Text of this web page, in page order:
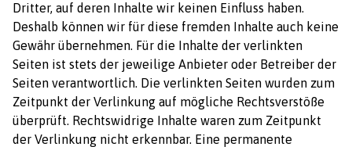
Dritter, auf deren Inhalte wir keinen Einfluss haben.
Deshalb können wir für diese fremden Inhalte auch keine
Gewähr übernehmen. Für die Inhalte der verlinkten
Seiten ist stets der jeweilige Anbieter oder Betreiber der
Seiten verantwortlich. Die verlinkten Seiten wurden zum
Zeitpunkt der Verlinkung auf mögliche Rechtsverstöße
überprüft. Rechtswidrige Inhalte waren zum Zeitpunkt
der Verlinkung nicht erkennbar. Eine permanente